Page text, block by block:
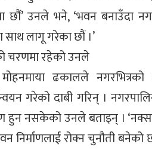
छौं’ उनले भने, ‘भवन बनाउँदा
साथ लागू गरेका छौं ।’
चरणमा रहेको उनले
ढकालले नगरभित्रको
गरेको दाबी गरिन् ।
हुन नसकेको उनले बताइन् ।
निर्माणलाई रोक्न चुनौती बनेको